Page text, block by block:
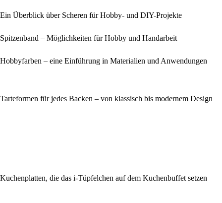
Ein Überblick über Scheren für Hobby- und DIY-Projekte
Spitzenband – Möglichkeiten für Hobby und Handarbeit
Hobbyfarben – eine Einführung in Materialien und Anwendungen
Tarteformen für jedes Backen – von klassisch bis modernem Design
Kuchenplatten, die das i-Tüpfelchen auf dem Kuchenbuffet setzen